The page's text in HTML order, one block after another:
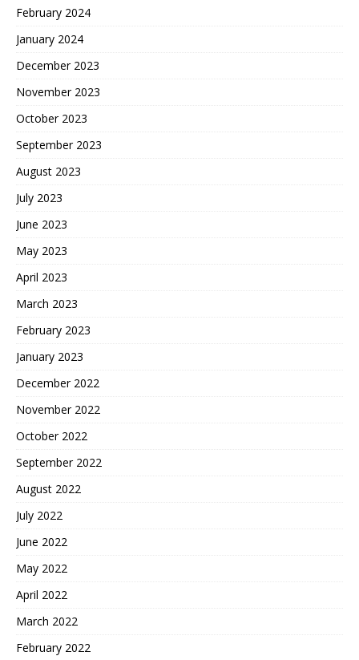
February 2024
January 2024
December 2023
November 2023
October 2023
September 2023
August 2023
July 2023
June 2023
May 2023
April 2023
March 2023
February 2023
January 2023
December 2022
November 2022
October 2022
September 2022
August 2022
July 2022
June 2022
May 2022
April 2022
March 2022
February 2022